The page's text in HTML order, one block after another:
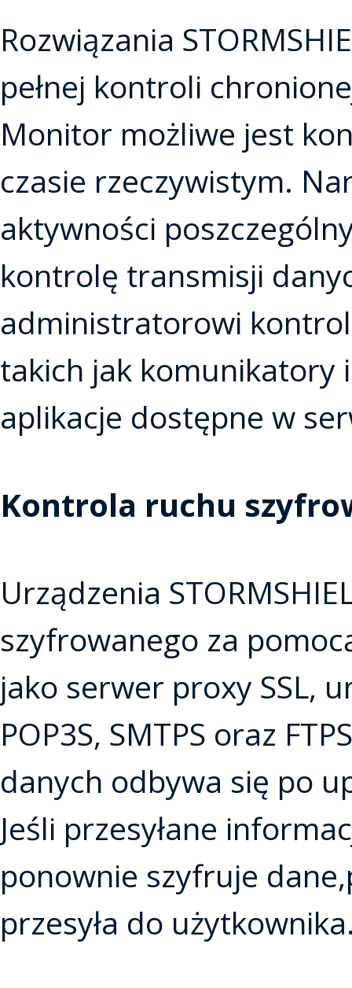
Rozwiązania
pełnej kontroli
Monitor możliwe jest
czasie rzeczywistym.
aktywności
kontrolę transmisji
administratorowi
takich jak komunikatory
aplikacje dostępne w
Kontrola ruchu
Urządzenia
szyfrowanego za
jako serwer proxy SSL,
POP3S, SMTPS oraz
danych odbywa się po
Jeśli przesyłane
ponownie szyfruje
przesyła do